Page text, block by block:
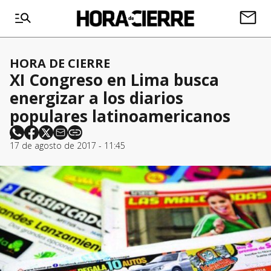
HORA DE CIERRE
XI Congreso en Lima busca
energizar a los diarios
populares latinoamericanos
17 de agosto de 2017 - 11:45